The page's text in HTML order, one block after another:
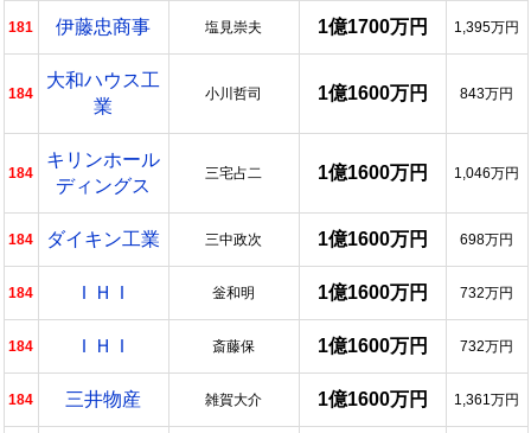
181 伊藤忠商事 塩見崇夫 1億1700万円 1,395万円
184
大和ハウス工
業
小川哲司 1億1600万円 843万円
184
キリンホール
ディングス
三宅占二 1億1600万円 1,046万円
184 ダイキン工業 三中政次 1億1600万円 698万円
184 ＩＨＩ 釡和明 1億1600万円 732万円
184 ＩＨＩ 斎藤保 1億1600万円 732万円
184 三井物産 雑賀大介 1億1600万円 1,361万円